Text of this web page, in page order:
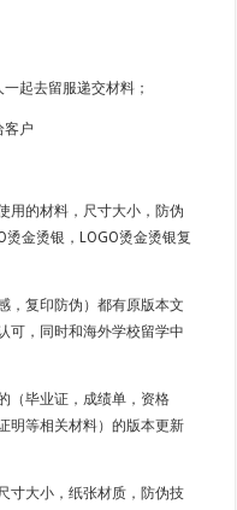
起去留服递交材料；
客户
用的材料，尺寸大小，防伪
金烫银，LOGO烫金烫银复
，复印防伪）都有原版本文
可，同时和海外学校留学中
（毕业证，成绩单，资格
明等相关材料）的版本更新
寸大小，纸张材质，防伪技